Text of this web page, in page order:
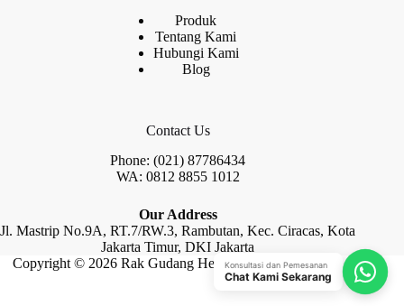
Produk
Tentang Kami
Hubungi Kami
Blog
Contact Us
Phone: (021) 87786434
WA: 0812 8855 1012
Our Address
Jl. Mastrip No.9A, RT.7/RW.3, Rambutan, Kec. Ciracas, Kota
Jakarta Timur, DKI Jakarta
Copyright © 2026 Rak Gudang Heayy Duty by Raja Rak
Konsultasi dan Pemesanan
Chat Kami Sekarang